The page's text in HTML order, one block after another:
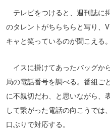
テレビをつけると、週刊誌に
のタレントがちらちらと写り、
キャと笑っているのが聞こえる。
イスに掛けてあったバッグか
局の電話番号を調べる。番組ご
に不親切だわ、と思いながら、
して繋がった電話の向こうでは
口ぶりで対応する。